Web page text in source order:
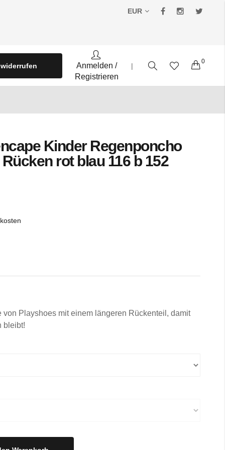
EUR
Anmelden /
Registrieren
|
0
Kinder Regenponcho
rot blau 116 b 152
Playshoes mit einem längeren Rückenteil, damit
bleibt!